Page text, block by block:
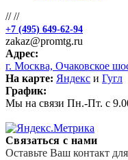
////
+7 (495) 649-62-94
zakaz@promtg.ru
Адрес:
г. Москва, Очаковское
На карте: Яндекс и Гугл
График:
Мы на связи Пн.-Пт. с
Связаться с нами
Оставьте Ваш контакт